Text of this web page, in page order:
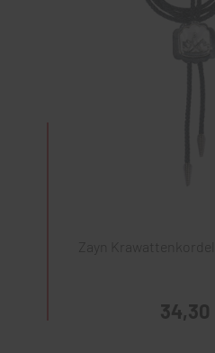
Zayn
34,30